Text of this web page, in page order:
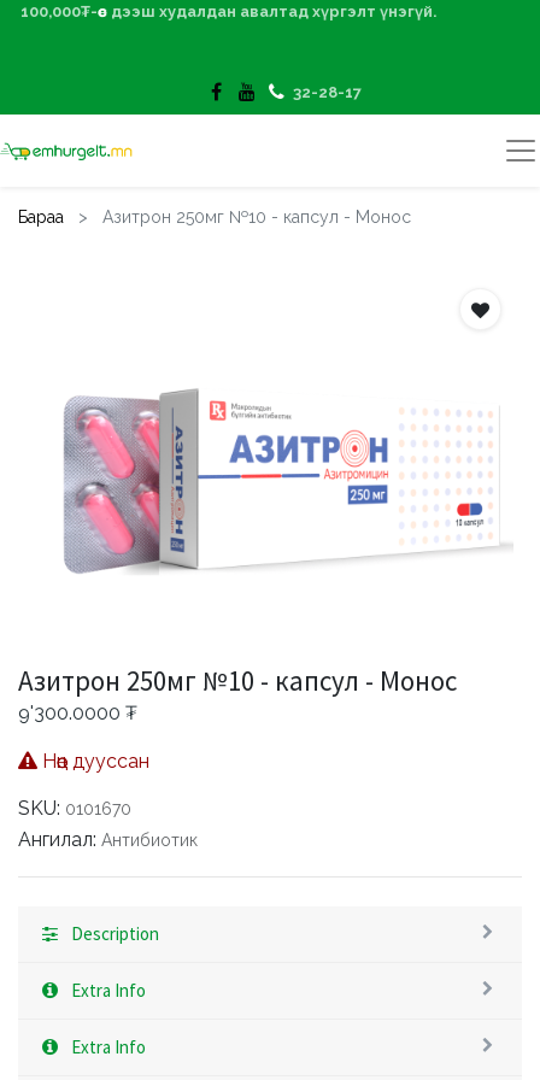
100,000₮-өөс дээш худалдан авалтад хүргэлт үнэгүй.
32-28-17
Бараа Азитрон 250мг №10 - капсул - Монос
Азитрон 250мг №10 - капсул - Монос
9'300.0000 ₮
Нөөц дууссан
SKU: 0101670
Ангилал: Антибиотик
Description
Extra Info
Extra Info